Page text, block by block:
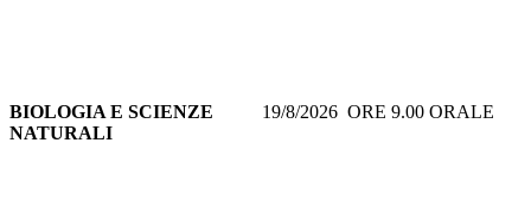
BIOLOGIA E SCIENZE
NATURALI
19/8/2026 ORE 9.00 ORALE